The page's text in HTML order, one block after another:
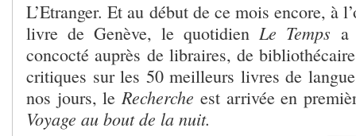
L’Etranger. Et au début de ce mois encore, à
livre de Genève, le quotidien Le Temps a
concocté auprès de libraires, de
critiques sur les 50 meilleurs livres de
nos jours, le Recherche est arrivée en
Voyage au bout de la nuit.